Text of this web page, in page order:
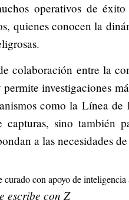
operativos de
quienes conocen la
colaboración entre la
permite investigaciones
como la Línea
capturas, sino también
a las necesidades
curado con apoyo de
escribe con Z